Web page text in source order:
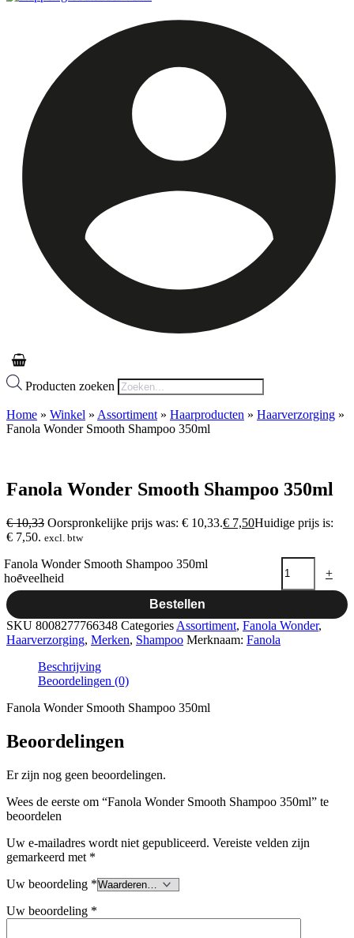
Producten zoeken
Home » Winkel » Assortiment » Haarproducten » Haarverzorging »
Fanola Wonder Smooth Shampoo 350ml
Fanola Wonder Smooth Shampoo 350ml
€10,33 Oorspronkelijke prijs was: € 10,33.€ 7,50Huidige prijs is:
€ 7,50. excl. btw
-
Fanola Wonder Smooth Shampoo 350ml
hoeveelheid
+
Bestellen
SKU 8008277766348 Categories Assortiment, Fanola Wonder,
Haarverzorging, Merken, Shampoo Merknaam: Fanola
Beschrijving
Beoordelingen (0)
Fanola Wonder Smooth Shampoo 350ml
Beoordelingen
Er zijn nog geen beoordelingen.
Wees de eerste om “Fanola Wonder Smooth Shampoo 350ml” te
beoordelen
Uw e-mailadres wordt niet gepubliceerd. Vereiste velden zijn
gemarkeerd met *
Uw beoordeling *
Uw beoordeling *